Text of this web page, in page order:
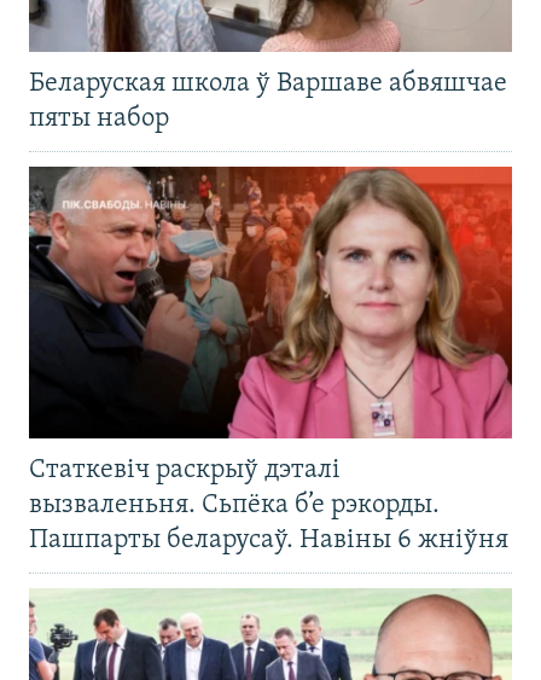
Беларуская школа ў Варшаве абвяшчае
пяты набор
Статкевіч раскрыў дэталі
вызваленьня. Сьпёка б’е рэкорды.
Пашпарты беларусаў. Навіны 6 жніўня